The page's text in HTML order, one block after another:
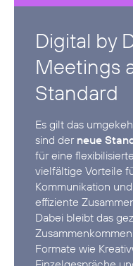
Digital by
Meetings
Standard
Es gilt das
sind der neue
für eine
vielfältige Vorteile
Kommunikation
effiziente
Dabei bleibt das
Formate wie